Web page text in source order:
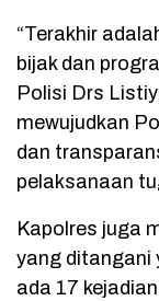
“Terakhir
bijak dan
Polisi Drs
mewujudkan
dan
pelaksanaan
Kapolres juga
yang ditangani
ada 17